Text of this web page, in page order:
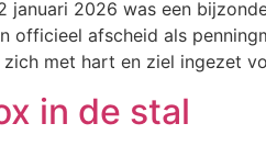
januari 2026 was een
officieel afscheid als
zich met hart en ziel ingezet
in de stal